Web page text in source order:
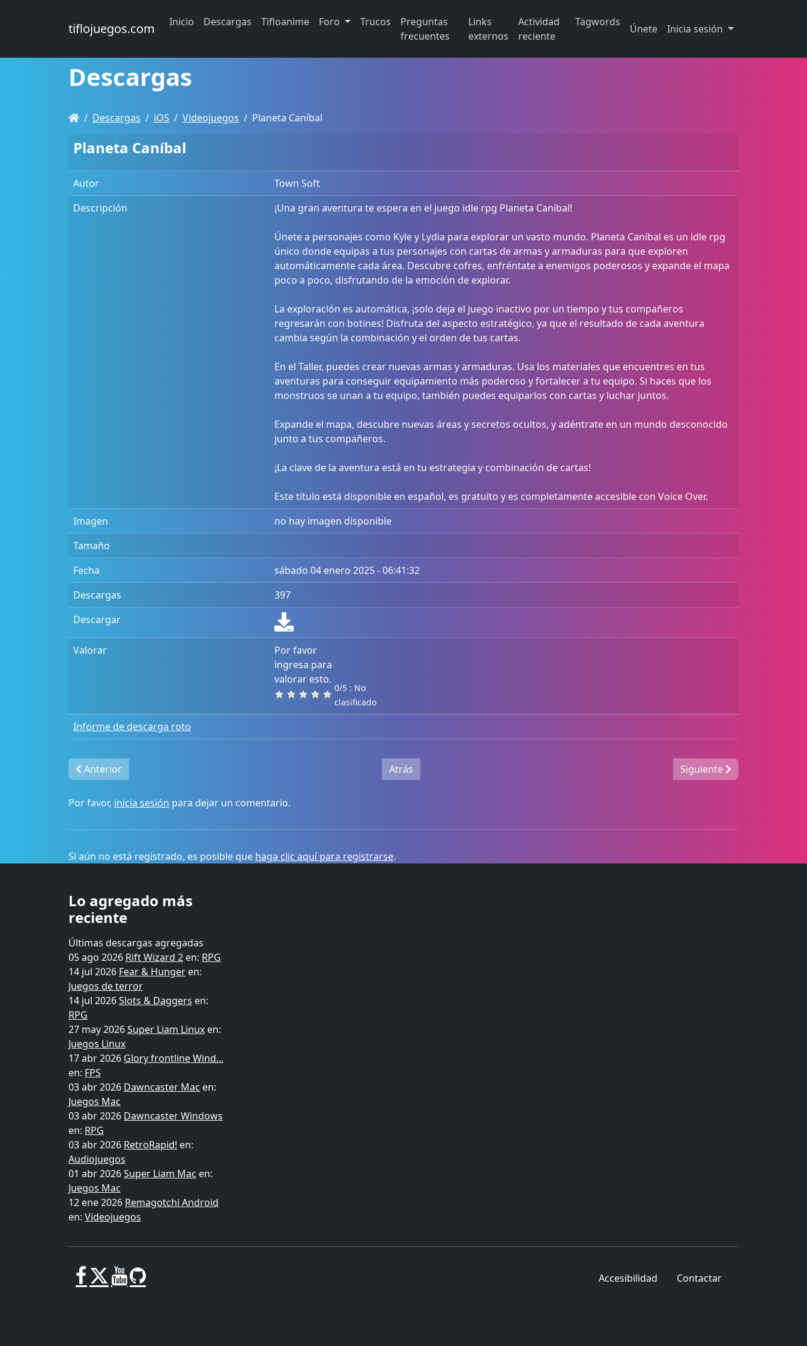
tiflojuegos.com Inicio Descargas Tifloanime Foro Trucos
Preguntas
frecuentes
Links
externos
Actividad
reciente
Tagwords
Únete Inicia sesión
Descargas
Descargas iOS Videojuegos Planeta Caníbal
Planeta Caníbal
Autor
Town Soft
Descripción
¡Una gran aventura te espera en el juego idle rpg Planeta Caníbal!
Únete a personajes como Kyle y Lydia para explorar un vasto mundo. Planeta Caníbal es un idle rpg
único donde equipas a tus personajes con cartas de armas y armaduras para que exploren
automáticamente cada área. Descubre cofres, enfréntate a enemigos poderosos y expande el mapa
poco a poco, disfrutando de la emoción de explorar.
La exploración es automática, ¡solo deja el juego inactivo por un tiempo y tus compañeros
regresarán con botines! Disfruta del aspecto estratégico, ya que el resultado de cada aventura
cambia según la combinación y el orden de tus cartas.
En el Taller, puedes crear nuevas armas y armaduras. Usa los materiales que encuentres en tus
aventuras para conseguir equipamiento más poderoso y fortalecer a tu equipo. Si haces que los
monstruos se unan a tu equipo, también puedes equiparlos con cartas y luchar juntos.
Expande el mapa, descubre nuevas áreas y secretos ocultos, y adéntrate en un mundo desconocido
junto a tus compañeros.
¡La clave de la aventura está en tu estrategia y combinación de cartas!
Este título está disponible en español, es gratuito y es completamente accesible con Voice Over.
Imagen
no hay imagen disponible
Tamaño
Fecha
sábado 04 enero 2025 - 06:41:32
Descargas
397
Descargar
Valorar
Por favor
ingresa para
valorar esto.
0/5 : No
clasificado
Informe de descarga roto
Anterior Atrás Siguiente
Por favor, inicia sesión para dejar un comentario.
Si aún no está registrado, es posible que haga clic aquí para registrarse.
Lo agregado más
reciente
Últimas descargas agregadas
05 ago 2026 Rift Wizard 2 en: RPG
14 jul 2026 Fear & Hunger en:
Juegos de terror
14 jul 2026Slots & Daggers en:
RPG
27 may 2026Super Liam Linux en:
Juegos Linux
17 abr 2026 Glory frontline Wind...
en: FPS
03 abr 2026 Dawncaster Mac en:
Juegos Mac
03 abr 2026 Dawncaster Windows
en: RPG
03 abr 2026 RetroRapid! en:
Audiojuegos
01 abr 2026Super Liam Mac en:
Juegos Mac
12 ene 2026 Remagotchi Android
en: Videojuegos
Accesibilidad Contactar